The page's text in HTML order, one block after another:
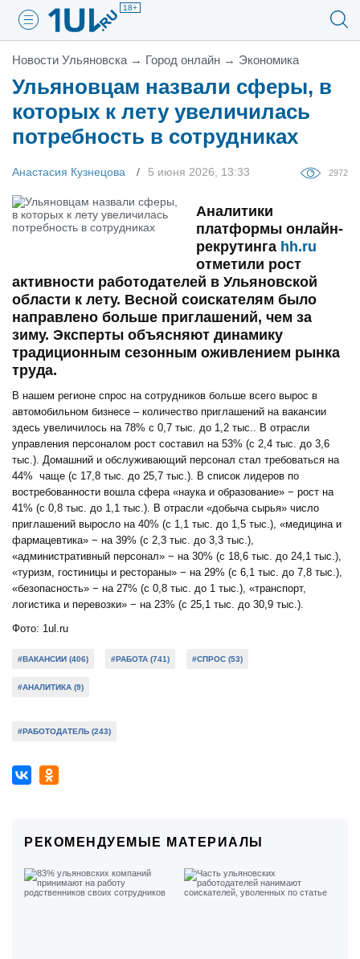
18+
Новости Ульяновска → Город онлайн → Экономика
Ульяновцам назвали сферы, в
которых к лету увеличилась
потребность в сотрудниках
Анастасия Кузнецова 5 июня 2026, 13:33 2972
Аналитики
платформы онлайн-
рекрутинга hh.ru
отметили рост
активности работодателей в Ульяновской
области к лету. Весной соискателям было
направлено больше приглашений, чем за
зиму. Эксперты объясняют динамику
традиционным сезонным оживлением рынка
труда.
В нашем регионе спрос на сотрудников больше всего вырос в
автомобильном бизнесе – количество приглашений на вакансии
здесь увеличилось на 78% с 0,7 тыс. до 1,2 тыс.. В отрасли
управления персоналом рост составил на 53% (с 2,4 тыс. до 3,6
тыс.). Домашний и обслуживающий персонал стал требоваться на
44% чаще (с 17,8 тыс. до 25,7 тыс.). В список лидеров по
востребованности вошла сфера «наука и образование» − рост на
41% (с 0,8 тыс. до 1,1 тыс.). В отрасли «добыча сырья» число
приглашений выросло на 40% (с 1,1 тыс. до 1,5 тыс.), «медицина и
фармацевтика» − на 39% (с 2,3 тыс. до 3,3 тыс.),
«административный персонал» − на 30% (с 18,6 тыс. до 24,1 тыс.),
«туризм, гостиницы и рестораны» − на 29% (с 6,1 тыс. до 7,8 тыс.),
«безопасность» − на 27% (с 0,8 тыс. до 1 тыс.), «транспорт,
логистика и перевозки» − на 23% (с 25,1 тыс. до 30,9 тыс.).
Фото: 1ul.ru
#ВАКАНСИИ (406) #РАБОТА (741) #СПРОС (53)
#АНАЛИТИКА (9)
#РАБОТОДАТЕЛЬ (243)
РЕКОМЕНДУЕМЫЕ МАТЕРИАЛЫ